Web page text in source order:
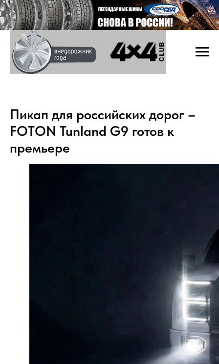
Пикап для российских дорог –
FOTON Tunland G9 готов к
премьере